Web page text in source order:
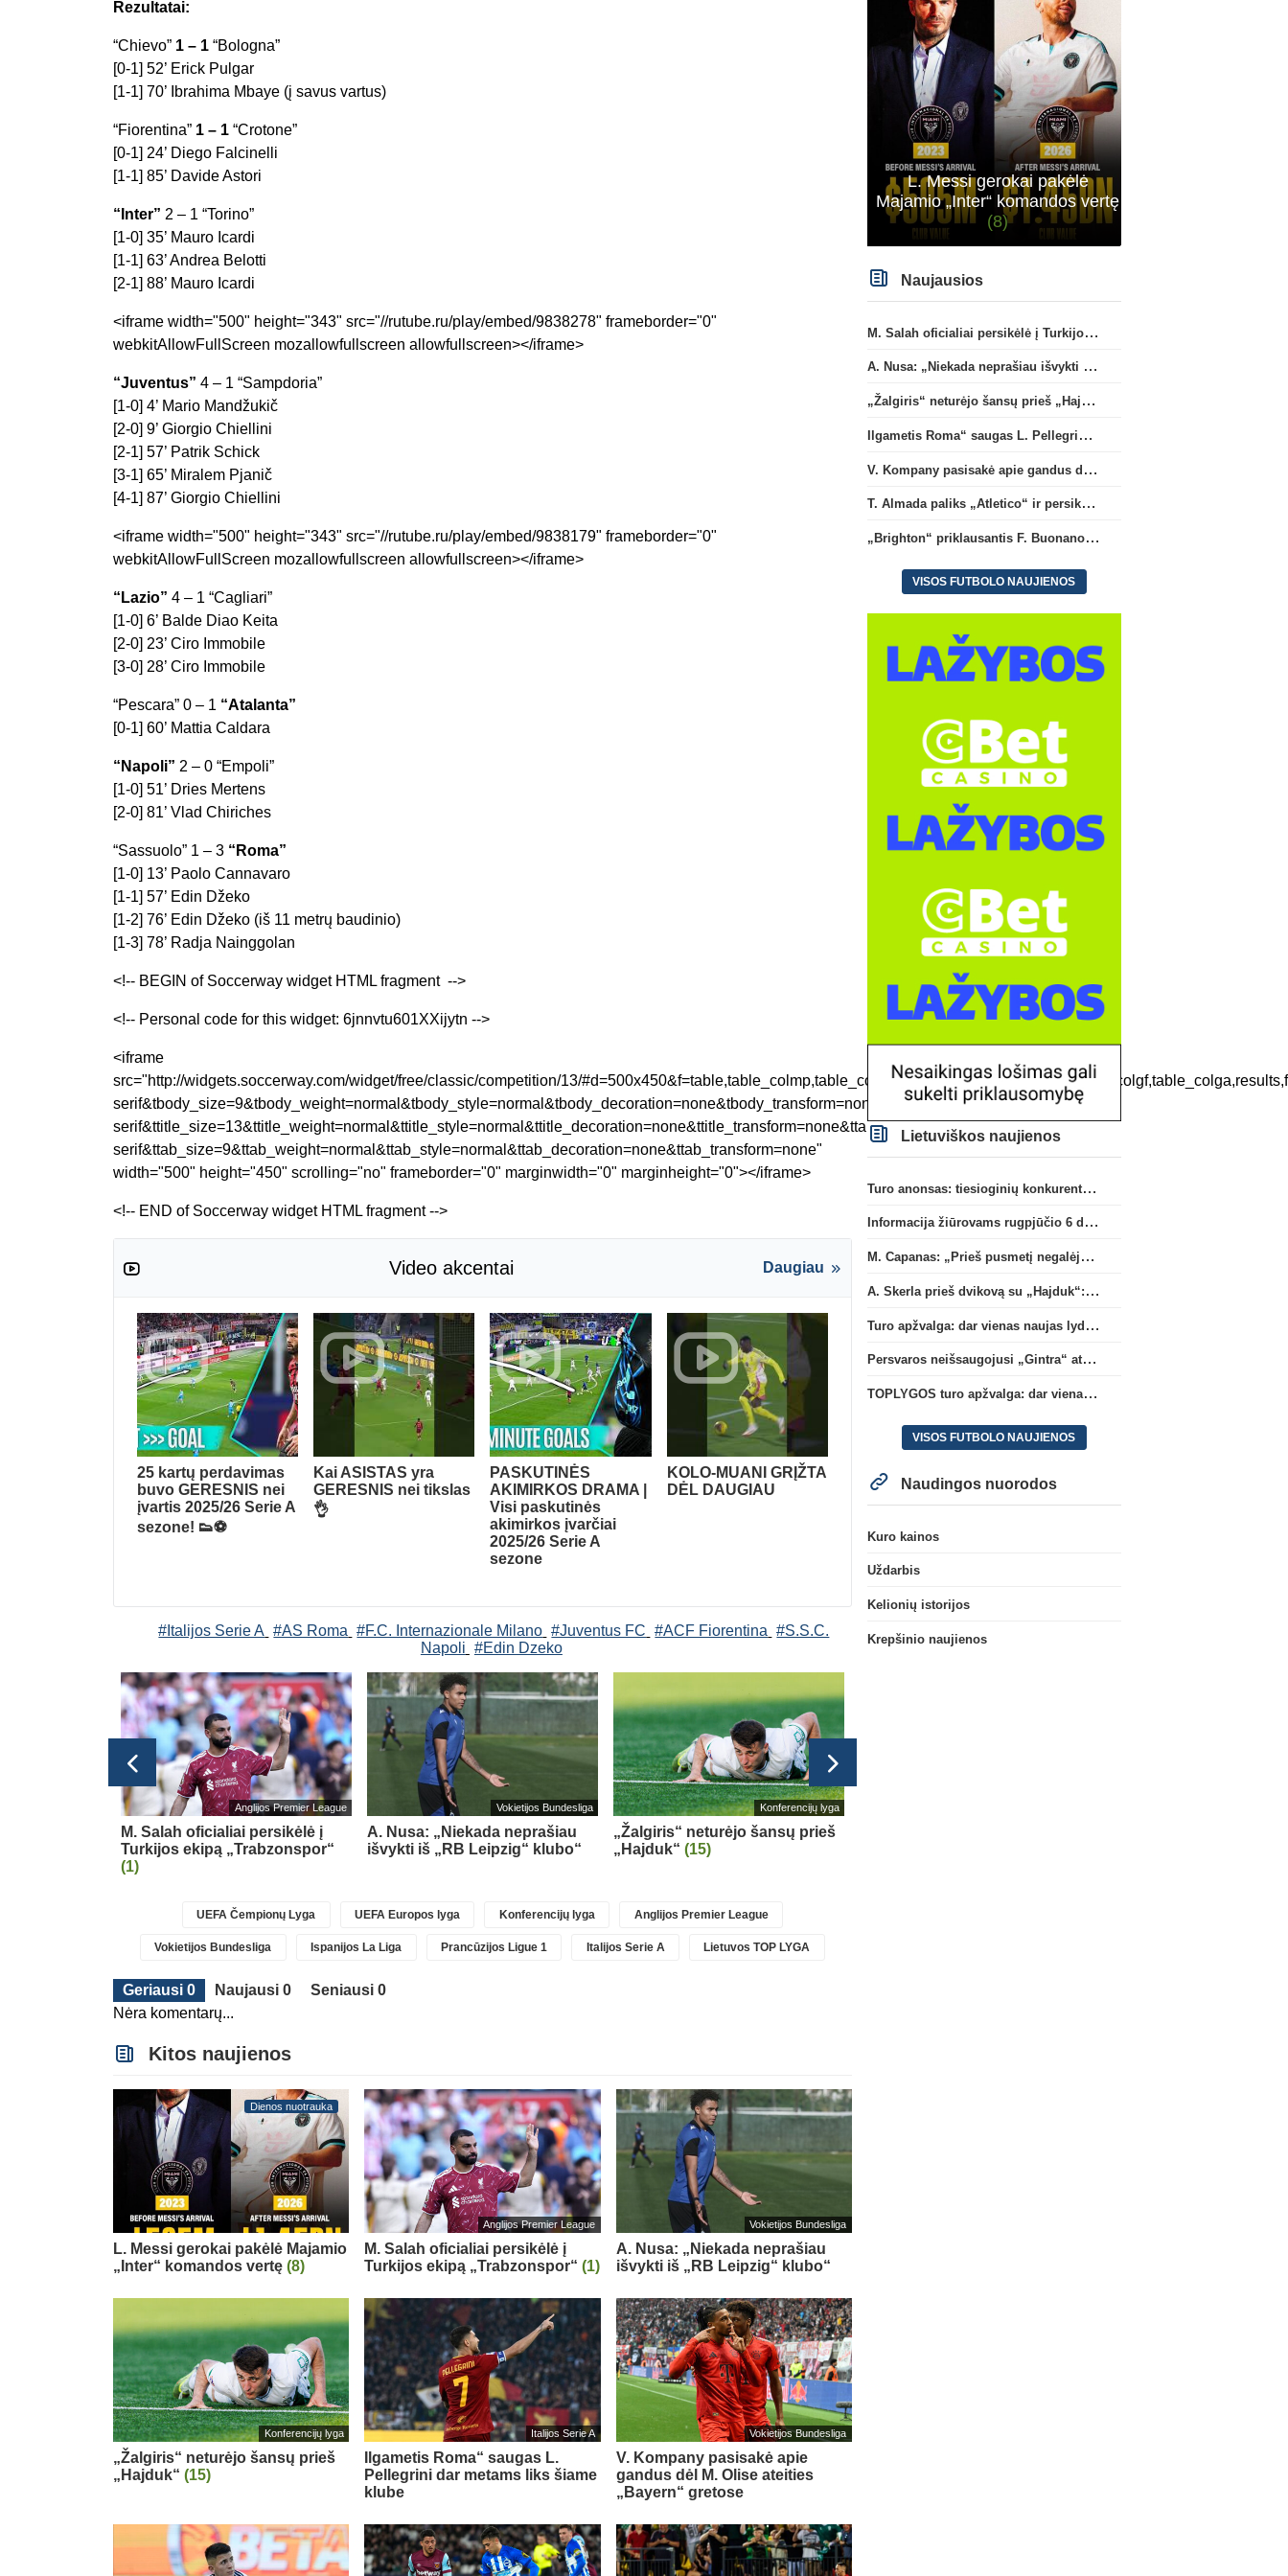
Rezultatai:
“Chievo” 1 – 1 “Bologna”
[0-1] 52’ Erick Pulgar
[1-1] 70’ Ibrahima Mbaye (į savus vartus)
“Fiorentina” 1 – 1 “Crotone”
[0-1] 24’ Diego Falcinelli
[1-1] 85’ Davide Astori
“Inter” 2 – 1 “Torino”
[1-0] 35’ Mauro Icardi
[1-1] 63’ Andrea Belotti
[2-1] 88’ Mauro Icardi
<iframe width="500" height="343" src="//rutube.ru/play/embed/9838278" frameborder="0"
webkitAllowFullScreen mozallowfullscreen allowfullscreen></iframe>
“Juventus” 4 – 1 “Sampdoria”
[1-0] 4’ Mario Mandžukič
[2-0] 9’ Giorgio Chiellini
[2-1] 57’ Patrik Schick
[3-1] 65’ Miralem Pjanič
[4-1] 87’ Giorgio Chiellini
<iframe width="500" height="343" src="//rutube.ru/play/embed/9838179" frameborder="0"
webkitAllowFullScreen mozallowfullscreen allowfullscreen></iframe>
“Lazio” 4 – 1 “Cagliari”
[1-0] 6’ Balde Diao Keita
[2-0] 23’ Ciro Immobile
[3-0] 28’ Ciro Immobile
“Pescara” 0 – 1 “Atalanta”
[0-1] 60’ Mattia Caldara
“Napoli” 2 – 0 “Empoli”
[1-0] 51’ Dries Mertens
[2-0] 81’ Vlad Chiriches
“Sassuolo” 1 – 3 “Roma”
[1-0] 13’ Paolo Cannavaro
[1-1] 57’ Edin Džeko
[1-2] 76’ Edin Džeko (iš 11 metrų baudinio)
[1-3] 78’ Radja Nainggolan
<!-- BEGIN of Soccerway widget HTML fragment -->
<!-- Personal code for this widget: 6jnnvtu601XXijytn -->
<iframe
src="http://widgets.soccerway.com/widget/free/classic/competition/13/
serif&tbody_size=9&tbody_weight=normal&tbody_style=normal&tbody_decoration=none&tbody_transform=none&ttitle_family=Impact,sans-
serif&ttitle_size=13&ttitle_weight=normal&ttitle_style=normal&ttitle_decoration=none&ttitle_transform=none&ttab_family=Tahoma,sans-
serif&ttab_size=9&ttab_weight=normal&ttab_style=normal&ttab_decoration=none&ttab_transform=none"
width="500" height="450" scrolling="no" frameborder="0" marginwidth="0" marginheight="0"></iframe>
<!-- END of Soccerway widget HTML fragment -->
Video akcentai Daugiau
25 kartų perdavimas
buvo GERESNIS nei
įvartis 2025/26 Serie A
sezone! 👟⚽
Kai ASISTAS yra
GERESNIS nei tikslas
👌
PASKUTINĖS
AKIMIRKOS DRAMA |
Visi paskutinės
akimirkos įvarčiai
2025/26 Serie A
sezone
KOLO-MUANI GRĮŽTA
DĖL DAUGIAU
#Italijos Serie A #AS Roma #F.C. Internazionale Milano #Juventus FC #ACF Fiorentina
#S.S.C.
Napoli #Edin Dzeko
Anglijos Premier League
M. Salah oficialiai persikėlė į
Turkijos ekipą „Trabzonspor“
(1)
Vokietijos Bundesliga
A. Nusa: „Niekada neprašiau
išvykti iš „RB Leipzig“ klubo“
Konferencijų lyga
„Žalgiris“ neturėjo šansų prieš
„Hajduk“ (15)
UEFA Čempionų Lyga UEFA Europos lyga Konferencijų lyga Anglijos Premier League
Vokietijos Bundesliga Ispanijos La Liga Prancūzijos Ligue 1 Italijos Serie A Lietuvos TOP LYGA
Geriausi 0 Naujausi 0
Seniausi 0
Nėra komentarų...
Kitos naujienos
Dienos nuotrauka
L. Messi gerokai pakėlė Majamio
„Inter“ komandos vertę (8)
Anglijos Premier League
M. Salah oficialiai persikėlė į
Turkijos ekipą „Trabzonspor“(1)
Vokietijos Bundesliga
A. Nusa: „Niekada neprašiau
išvykti iš „RB Leipzig“ klubo“
Konferencijų lyga
„Žalgiris“ neturėjo šansų prieš
„Hajduk“ (15)
Italijos Serie A
Ilgametis Roma“ saugas L.
Pellegrini dar metams liks šiame
klube
Vokietijos Bundesliga
V. Kompany pasisakė apie
gandus dėl M. Olise ateities
„Bayern“ gretose
L. Messi gerokai pakėlė
Majamio „Inter“ komandos vertę
(8)
Naujausios
M. Salah oficialiai persikėlė į Turkijos ekipą „Trabzonspor“
A. Nusa: „Niekada neprašiau išvykti iš „RB Leipzig“ klubo“
„Žalgiris“ neturėjo šansų prieš „Hajduk“
Ilgametis Roma“ saugas L. Pellegrini dar metams liks šiame klube
V. Kompany pasisakė apie gandus dėl M. Olise ateities „Bayern“ gretose
T. Almada paliks „Atletico“ ir persikels į legendinę Argentinos ekipą
„Brighton“ priklausantis F. Buonanotte karjerą pratęs Ispanijoje
VISOS FUTBOLO NAUJIENOS
Lietuviškos naujienos
Turo anonsas: tiesioginių konkurentų dvikova Gargžduose
Informacija žiūrovams rugpjūčio 6 d. UEFA rungtynėms
M. Capanas: „Prieš pusmetį negalėjau net įsivaizduoti, kad žaisime prieš „Hajduk“
A. Skerla prieš dvikovą su „Hajduk“: „Tai kito kalibro komanda“
Turo apžvalga: dar vienas naujas lyderis
Persvaros neišsaugojusi „Gintra“ atrankos pusfinalyje nusileido Škotijos čempionėms
TOPLYGOS turo apžvalga: dar vienas naujas lyderis
VISOS FUTBOLO NAUJIENOS
Naudingos nuorodos
Kuro kainos
Uždarbis
Kelionių istorijos
Krepšinio naujienos